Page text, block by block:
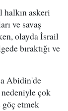
halkın askeri
ve savaş
olayda İsrail
bıraktığı ve
Abidin'de
nedeniyle çok
göç etmek